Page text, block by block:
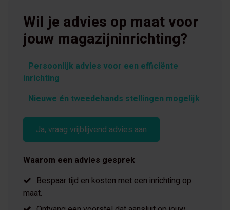
Wil je advies op maat voor
jouw magazijninrichting?
Persoonlijk advies voor een efficiënte
inrichting
Nieuwe én tweedehands stellingen mogelijk
Ja, vraag vrijblijvend advies aan
Waarom een advies gesprek
Bespaar tijd en kosten met een inrichting op
maat.